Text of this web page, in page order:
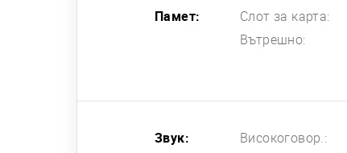
Памет: Слот за карта:
Вътрешно:
Звук: Високоговор.: